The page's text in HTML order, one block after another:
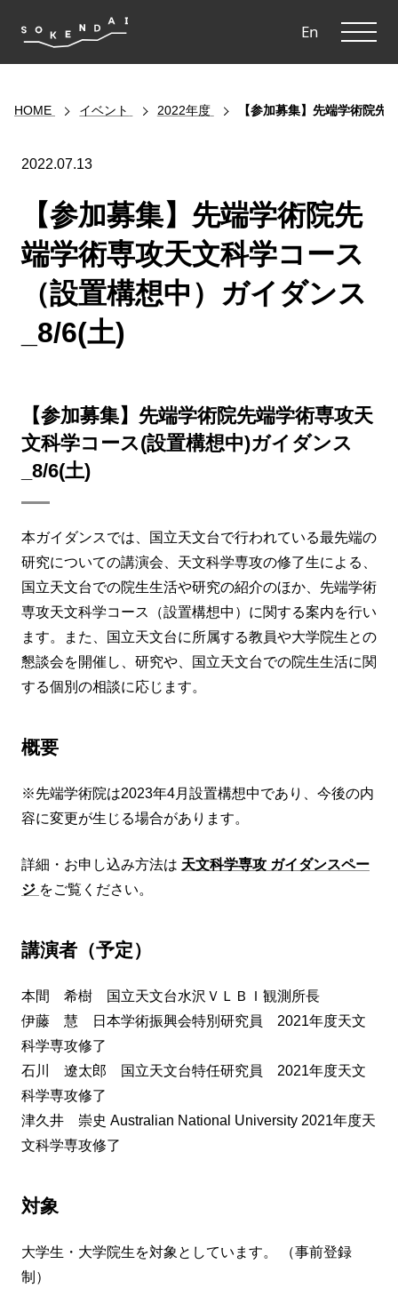
En
HOME イベント 2022年度 【参加募集】先端学術院
2022.07.13
【参加募集】先端学術院先
端学術専攻天文科学コース
（設置構想中）ガイダンス
_8/6(土)
【参加募集】先端学術院先端学術専攻天
文科学コース(設置構想中)ガイダンス
_8/6(土)
本ガイダンスでは、国立天文台で行われている最先端の
研究についての講演会、天文科学専攻の修了生による、
国立天文台での院生生活や研究の紹介のほか、先端学術
専攻天文科学コース（設置構想中）に関する案内を行い
ます。また、国立天文台に所属する教員や大学院生との
懇談会を開催し、研究や、国立天文台での院生生活に関
する個別の相談に応じます。
概要
※先端学術院は2023年4月設置構想中であり、今後の内
容に変更が生じる場合があります。
詳細・お申し込み方法は 天文科学専攻 ガイダンスペー
ジ をご覧ください。
講演者（予定）
本間 希樹 国立天文台水沢ＶＬＢＩ観測所長
伊藤 慧 日本学術振興会特別研究員 2021年度天文
科学専攻修了
石川 遼太郎 国立天文台特任研究員 2021年度天文
科学専攻修了
津久井 崇史 Australian National University 2021年度天
文科学専攻修了
対象
大学生・大学院生を対象としています。 （事前登録
制）